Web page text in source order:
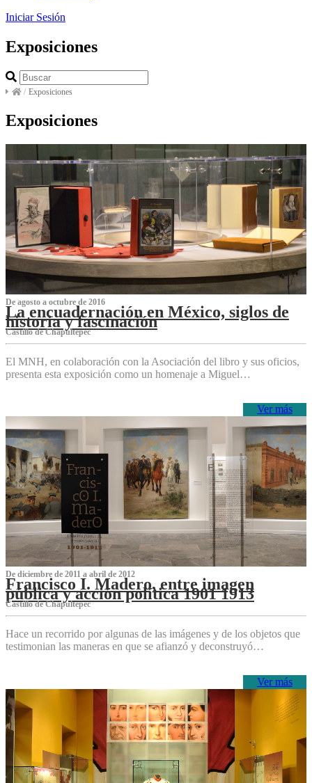
Iniciar Sesión
Exposiciones
/ Exposiciones
Exposiciones
De agosto a octubre de 2016
La encuadernación en México, siglos de
historia y fascinación
Castillo de Chapultepec
El MNH, en colaboración con la Asociación del libro y sus oficios,
presenta esta exposición como un homenaje a Miguel…
Ver más
De diciembre de 2011 a abril de 2012
Francisco I. Madero, entre imagen
pública y acción política 1901 1913
Castillo de Chapultepec
Hace un recorrido por algunas de las imágenes y de los objetos que
testimonian las maneras en que se afianzó y deconstruyó…
Ver más